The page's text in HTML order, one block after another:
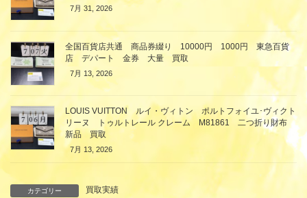
7月 31, 2026
全国百貨店共通 商品券綴り 10000円 1000円 東急百貨
店 デパート 金券 大量 買取
7月 13, 2026
LOUIS VUITTON ルイ・ヴィトン ポルトフォイユ･ヴィクト
リーヌ トゥルトレール クレーム M81861 二つ折り財布
新品 買取
7月 13, 2026
カテゴリー 買取実績